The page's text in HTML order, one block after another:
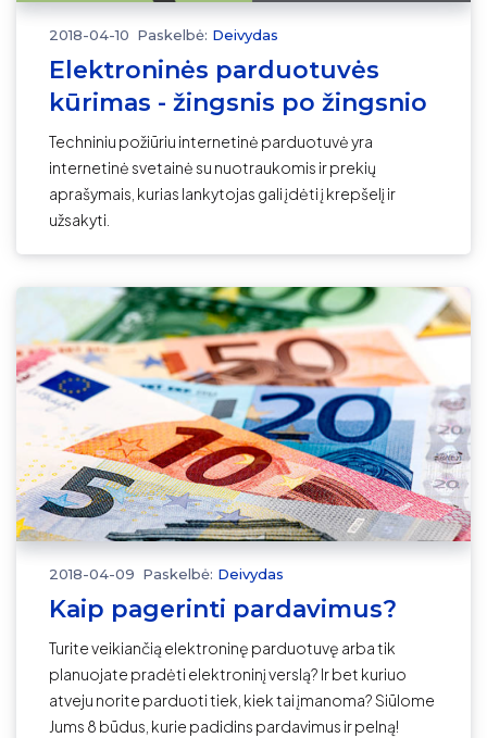
2018-04-10 Paskelbė: Deivydas
Elektroninės parduotuvės
kūrimas - žingsnis po žingsnio
Techniniu požiūriu internetinė parduotuvė yra
internetinė svetainė su nuotraukomis ir prekių
aprašymais, kurias lankytojas gali įdėti į krepšelį ir
užsakyti.
2018-04-09 Paskelbė: Deivydas
Kaip pagerinti pardavimus?
Turite veikiančią elektroninę parduotuvę arba tik
planuojate pradėti elektroninį verslą? Ir bet kuriuo
atveju norite parduoti tiek, kiek tai įmanoma? Siūlome
Jums 8 būdus, kurie padidins pardavimus ir pelną!